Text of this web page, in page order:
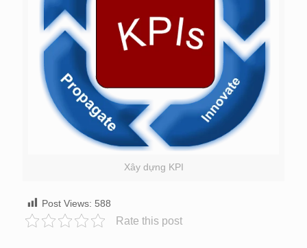
Xây dựng KPI
Post Views: 588
Rate this post